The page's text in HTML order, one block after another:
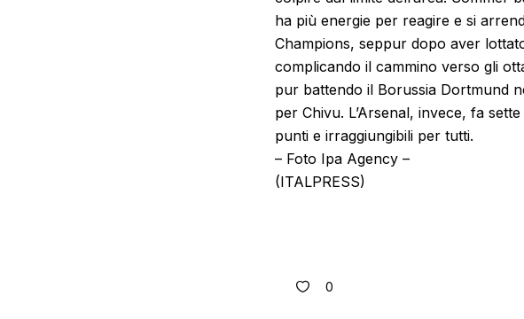
ha più energie per reagire e si
Champions, seppur dopo aver
complicando il cammino verso gli
pur battendo il Borussia Dortmund
per Chivu. L’Arsenal, invece, fa
punti e irraggiungibili per tutti.
– Foto Ipa Agency –
(ITALPRESS)
0